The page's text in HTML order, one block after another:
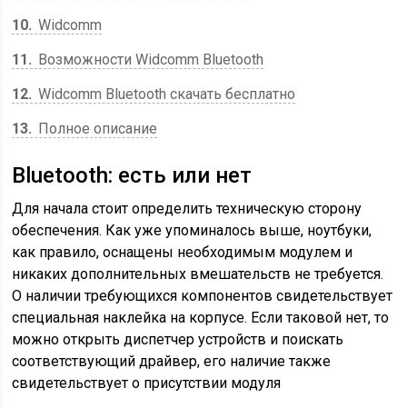
10 Widcomm
11
Возможности Widcomm Bluetooth
12 Widcomm Bluetooth скачать бесплатно
13
Полное описание
Bluetooth: есть или нет
Для начала стоит определить техническую сторону
обеспечения. Как уже упоминалось выше, ноутбуки,
как правило, оснащены необходимым модулем и
никаких дополнительных вмешательств не требуется.
О наличии требующихся компонентов свидетельствует
специальная наклейка на корпусе. Если таковой нет, то
можно открыть диспетчер устройств и поискать
соответствующий драйвер, его наличие также
свидетельствует о присутствии модуля